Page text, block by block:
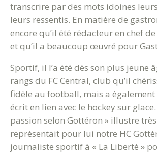
transcrire par des mots idoines
leurs ressentis. En matière de
encore qu’il été rédacteur en chef de
et qu’il a beaucoup œuvré pour
Sportif, il l’a été dès son plus jeune
rangs du FC Central, club qu’il
fidèle au football, mais a
écrit en lien avec le hockey sur
passion selon Gottéron » illustre
représentait pour lui notre HC
journaliste sportif à « La Liberté »